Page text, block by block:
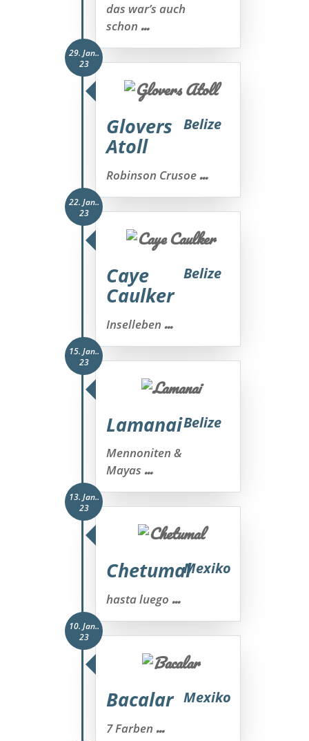
das war’s auch
schon...
29. Jan..
23
Glovers
Atoll
Belize
Robinson Crusoe...
22. Jan..
23
Caye
Caulker
Belize
Inselleben...
15. Jan..
23
LamanaiBelize
Mennoniten &
Mayas...
13. Jan..
23
ChetumalMexiko
hasta luego...
10. Jan..
23
Bacalar Mexiko
7 Farben...